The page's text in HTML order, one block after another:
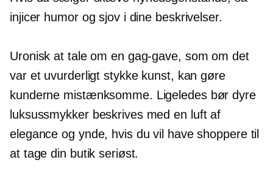
injicer humor og sjov i dine beskrivelser.
Uronisk at tale om en gag-gave, som om det
var et uvurderligt stykke kunst, kan gøre
kunderne mistænksomme. Ligeledes bør dyre
luksussmykker beskrives med en luft af
elegance og ynde, hvis du vil have shoppere til
at tage din butik seriøst.